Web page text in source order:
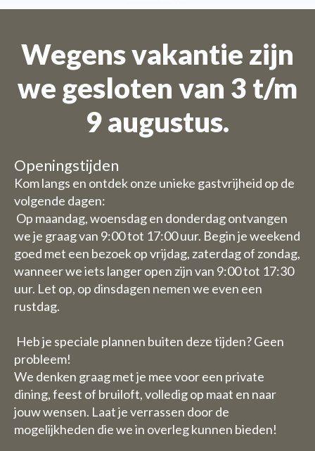
Wegens vakantie zijn
we gesloten van 3 t/m
9 augustus.
Openingstijden
Kom langs en ontdek onze unieke gastvrijheid op de
volgende dagen:
Op maandag, woensdag en donderdag ontvangen
we je graag van 9:00 tot 17:00 uur. Begin je weekend
goed met een bezoek op vrijdag, zaterdag of zondag,
wanneer we iets langer open zijn van 9:00 tot 17:30
uur. Let op, op dinsdagen nemen we even een
rustdag.
Heb je speciale plannen buiten deze tijden? Geen
probleem!
We denken graag met je mee voor een private
dining, feest of bruiloft, volledig op maat en naar
jouw wensen. Laat je verrassen door de
mogelijkheden die we in overleg kunnen bieden!
Wij zijn op vakantie
Bestellingen zijn niet mogelijk
voor de periode 27 juli t/m 11
augustus.
Vanwege de vakantieperiode
hebben wij enkele aangepaste
openingstijden/ sluitingsdagen.
Daghoreca:
Woensdag 29 en donderdag 30
juli zijn wij gesloten met de
horeca (u kunt dus wel kamers
boeken)
Vrijdag 31 juli t/tm zondag 1
augustus staan wij dan graag
wel voor u klaar van 9 uur tot